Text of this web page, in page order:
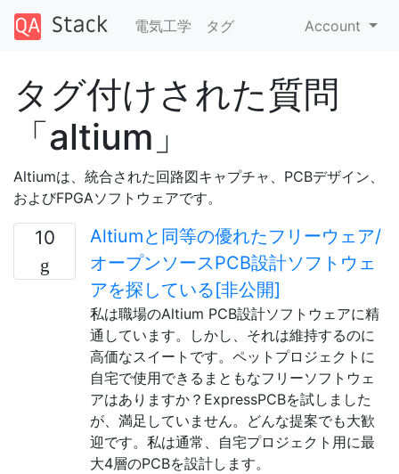
電気工学 タグ Account
タグ付けされた質問
「altium」
Altiumは、統合された回路図キャプチャ、PCBデザイン、
およびFPGAソフトウェアです。
10
Altiumと同等の優れたフリーウェア/
オープンソースPCB設計ソフトウェ
アを探している[非公開]
私は職場のAltium PCB設計ソフトウェアに精
通しています。しかし、それは維持するのに
高価なスイートです。ペットプロジェクトに
自宅で使用できるまともなフリーソフトウェ
アはありますか？ExpressPCBを試しました
が、満足していません。どんな提案でも大歓
迎です。私は通常、自宅プロジェクト用に最
大4層のPCBを設計します。